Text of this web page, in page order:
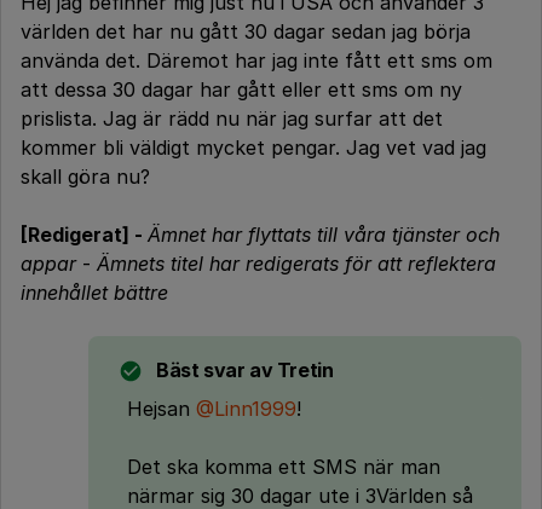
världen det har nu gått 30 dagar sedan jag börja
använda det. Däremot har jag inte fått ett sms om
att dessa 30 dagar har gått eller ett sms om ny
prislista. Jag är rädd nu när jag surfar att det
kommer bli väldigt mycket pengar. Jag vet vad jag
skall göra nu?
[Redigerat] - Ämnet har flyttats till våra tjänster och
appar- Ämnets titel har redigerats för att reflektera
innehållet bättre
Bäst svar av Tretin
Hejsan @Linn1999!
Det ska komma ett SMS när man
närmar sig 30 dagar ute i 3Världen så